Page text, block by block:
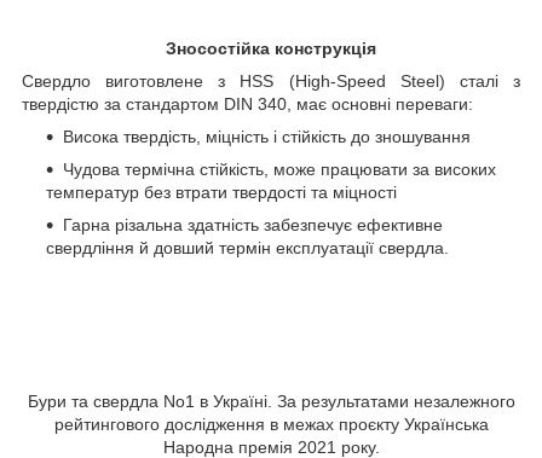
Зносостійка конструкція
Свердло виготовлене з HSS (High-Speed Steel) сталі з
твердістю за стандартом DIN 340, має основні переваги:
Висока твердість, міцність і стійкість до зношування
Чудова термічна стійкість, може працювати за високих
температур без втрати твердості та міцності
Гарна різальна здатність забезпечує ефективне
свердління й довший термін експлуатації свердла.
Бури та свердла No1 в Україні. За результатами незалежного
рейтингового дослідження в межах проєкту Українська
Народна премія 2021 року.